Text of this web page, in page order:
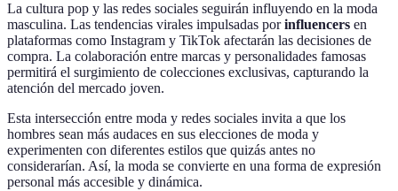
La cultura pop y las redes sociales seguirán influyendo en la moda
masculina. Las tendencias virales impulsadas porinfluencers en
plataformas como Instagram y TikTok afectarán las decisiones de
compra. La colaboración entre marcas y personalidades famosas
permitirá el surgimiento de colecciones exclusivas, capturando la
atención del mercado joven.
Esta intersección entre moda y redes sociales invita a que los
hombres sean más audaces en sus elecciones de moda y
experimenten con diferentes estilos que quizás antes no
considerarían. Así, la moda se convierte en una forma de expresión
personal más accesible y dinámica.